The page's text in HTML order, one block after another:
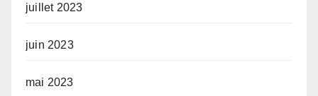
juillet 2023
juin 2023
mai 2023